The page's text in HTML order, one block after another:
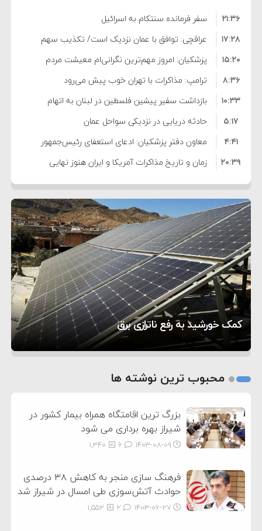
سفر فرمانده سنتکام به اسرائیل
۲۱:۳۶
عراقچی: توافق با عمان نزدیک است/ تکذیب سهم
۱۱ درصدی ایران از خزر
۱۷:۲۸
پزشکیان: امروز مهم‌ترین نگرانی‌ام معیشت مردم
است
۱۵:۲۰
ترامپ: مذاکرات با تهران خوب پیش می‌رود
۸:۳۶
بازداشت سفیر پیشین فلسطین در لبنان به اتهام
فساد و اختلاس اموال
۱۰:۳۳
حادثه دریایی در نزدیکی سواحل عمان
۵:۱۷
معاون دفتر پزشکیان: ادعای استعفای رئیس‌جمهور
واهی و کذب محض است
۴:۴۱
زمان و تاریخ مذاکرات آمریکا و ایران هنوز نهایی
نشده است
۲۰:۳۹
وزیر جنگ آمریکا: ماشین جنگی ما آماده حمله
نظامی علیه ایران است
۶:۵۰
موافقت ترامپ با لغو حمله به ایران
۶:۲۱
هشدار عراقچی به همتای عربستانی درباره همراهی با
آمریکا
۲:۱۵
مقام ارشد امنیتی: برنامه گسترده‌ای برای پاسخ به
دیوانگی آمریکا داریم
۷:۱۰
ترامپ دستور حملات جدید علیه ایران را صادر کرد
۵:۴۵
سپاه: دو نفتکش متخلف مورد اصابت قرار گرفته و
متوقف شدند
۱۲:۵۹
ترامپ مدعی توافق تاریخی برای خلع سلاح کامل
حماس شد
۸:۵۷
کمک خورشید به رفع ناترازی برق
تحسین کارگردان «جنگ و صلح» از سینمای ایران؛ روایتی
از عشق عمیق به مردم
۵ شهر افسانه‌ای هخامنشی که هنوز هم زنده هستند
2
محبوب ترین نوشته ها
بزرگ ترین اقامتگاه همراه بیمار کشور در
شیراز بهره برداری می شود
۱۴۰۳-۰۸-۰۹ 1,340
فرهنگ سازی منجر به کاهش ۳۸ درصدی
حوادث آتش‌سوزی طی امسال در شیراز شد
۱۴۰۳-۰۶-۲۷ 1,552